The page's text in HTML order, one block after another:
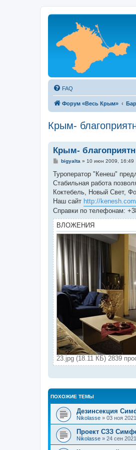
FAQ
Форум «Весь Крым»
Крым-
Крым-
С
о
б
щ
е
и
е
bigyalta » 10 июн 2009, 16:49
Туроператор "Кенеш"
Стабильная работа
Коктебель, Новый Свет,
Наш сайт http://
Справки по телефонам:
ВЛОЖЕНИЯ
23.jpg (18.11 КБ) 2839
ПОХОЖИЕ ТЕМЫ
Дезинсекция
Nikolasse » 03 ноя
Проект СЗЗ
Nikolasse » 24 сен